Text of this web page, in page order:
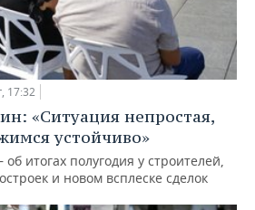
17:32
«Ситуация непростая,
устойчиво»
итогах полугодия у строителей,
и новом всплеске сделок